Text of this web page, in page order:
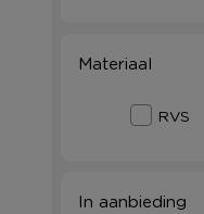
Materiaal
RVS
In aanbieding